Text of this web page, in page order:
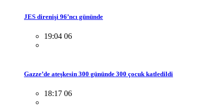
JES direnişi 96’ncı gününde
19:04 06
Gazze’de ateşkesin 300 gününde 300 çocuk katledildi
18:17 06